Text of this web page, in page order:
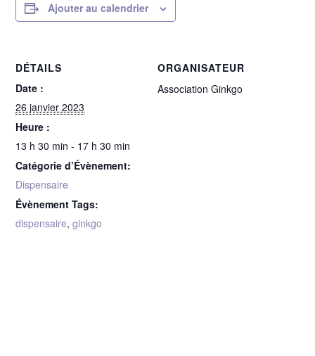
Ajouter au calendrier
DÉTAILS
Date :
26 janvier 2023
Heure :
13 h 30 min - 17 h 30 min
Catégorie d’Évènement:
Dispensaire
Évènement Tags:
dispensaire,ginkgo
ORGANISATEUR
Association Ginkgo